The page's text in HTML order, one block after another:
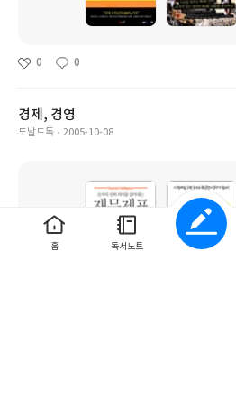
0 0
경제, 경영
도날드독 2005-10-08
홈 독서노트